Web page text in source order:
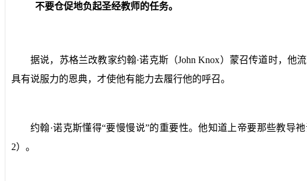
不要仓促地负起圣经教师的任务。
据说，苏格兰改教家约翰·诺克斯（John Knox）蒙召传道时，他
具有说服力的恩典，才使他有能力去履行他的呼召。
约翰·诺克斯懂得“要慢慢说”的重要性。他知道上帝要那些教导
2）。